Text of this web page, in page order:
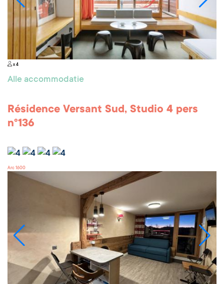
x 4
Alle accommodatie
Résidence Versant Sud, Studio 4 pers
n°136
Arc 1600